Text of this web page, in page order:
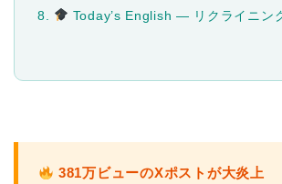
8. Today’s English ― リクライニン
381万ビューのXポストが大炎上